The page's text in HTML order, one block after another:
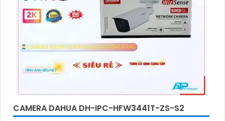
CAMERA DAHUA DH-IPC-HFW3441T-ZS-S2